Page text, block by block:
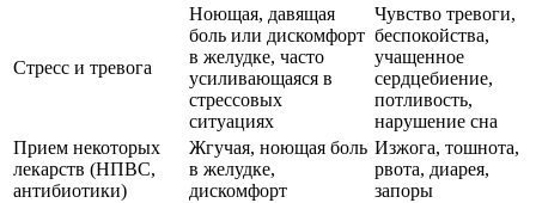
Стресс и тревога
Ноющая, давящая
боль или дискомфорт
в желудке, часто
усиливающаяся в
стрессовых
ситуациях
Чувство тревоги,
беспокойства,
учащенное
сердцебиение,
потливость,
нарушение сна
Прием некоторых
лекарств (НПВС,
антибиотики)
Жгучая, ноющая боль
в желудке,
дискомфорт
Изжога, тошнота,
рвота, диарея,
запоры